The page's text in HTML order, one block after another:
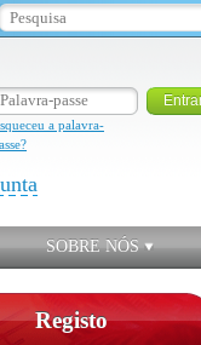
a palavra-
SOBRE NÓS
Registo